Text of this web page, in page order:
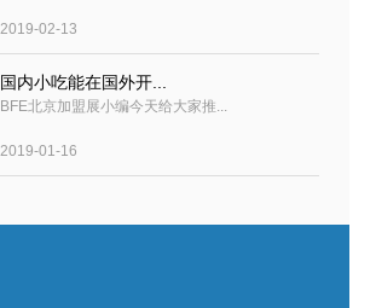
2019-02-13
国内小吃能在国外开...
BFE北京加盟展小编今天给大家推...
2019-01-16